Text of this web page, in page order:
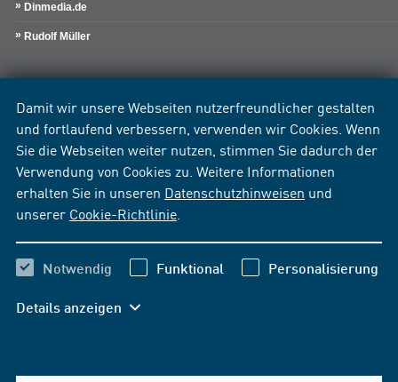
Damit wir unsere Webseiten nutzerfreundlicher gestalten
und fortlaufend verbessern, verwenden wir Cookies. Wenn
Sie die Webseiten weiter nutzen, stimmen Sie dadurch der
Verwendung von Cookies zu. Weitere Informationen
erhalten Sie in unseren Datenschutzhinweisen und
unserer Cookie-Richtlinie
Notwendig Funktional Personalisierung
Details anzeigen
Dinmedia.de
Rudolf Müller